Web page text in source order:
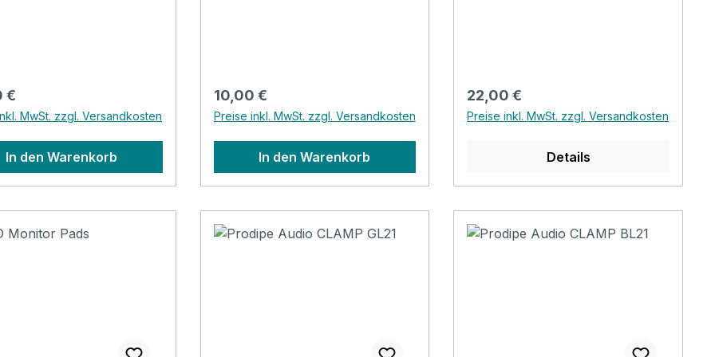
Preis:
€
MwSt. zzgl. Versandkosten
In den Warenkorb
style) with a diameter between 19
mm and 54mm. Attaches to any
regular Mic Stand
Features:Studio quality
shockmount High performance
ABS plastic Universal design,
all standard microphone stands
and booms
Regulärer Preis:
10,00 €
Preise inkl. MwSt. zzgl. Versandkosten
In den Warenkorb
Regulärer Preis:
22,00 €
Preise inkl. MwSt. zzgl. Versandkosten
Details